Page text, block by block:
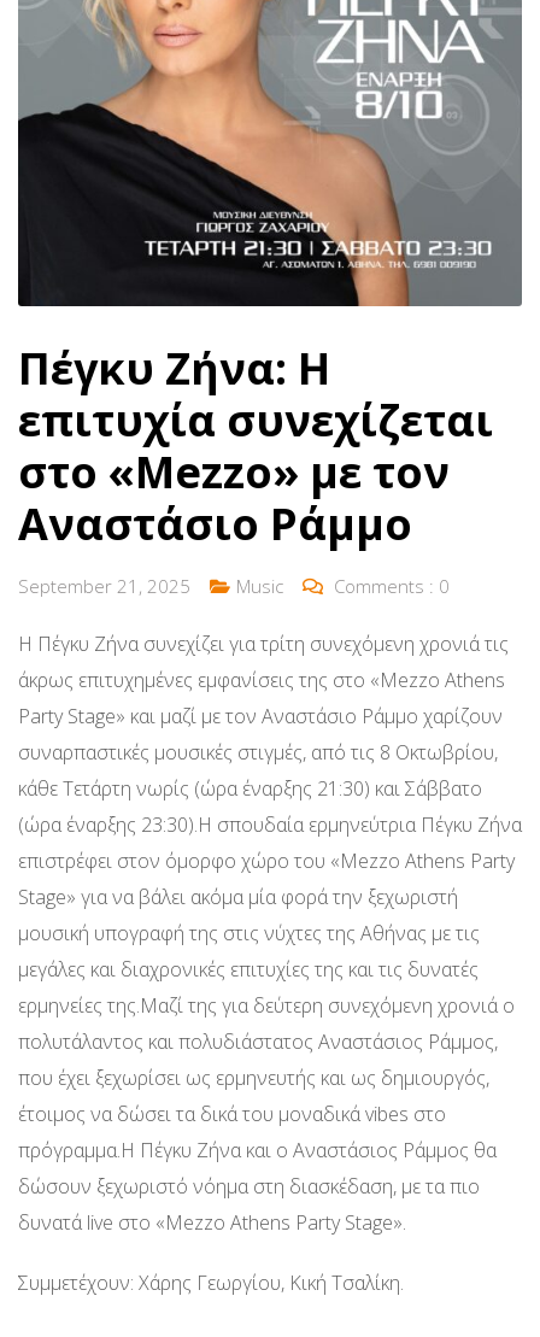
Πέγκυ Ζήνα: Η
επιτυχία συνεχίζεται
στο «Mezzo» με τον
Αναστάσιο Ράμμο
September 21, 2025 Music Comments : 0
Η Πέγκυ Ζήνα συνεχίζει για τρίτη συνεχόμενη χρονιά τις
άκρως επιτυχημένες εμφανίσεις της στο «Mezzo Athens
Party Stage» και μαζί με τον Αναστάσιο Ράμμο χαρίζουν
συναρπαστικές μουσικές στιγμές, από τις 8 Οκτωβρίου,
κάθε Τετάρτη νωρίς (ώρα έναρξης 21:30) και Σάββατο
(ώρα έναρξης 23:30).Η σπουδαία ερμηνεύτρια Πέγκυ Ζήνα
επιστρέφει στον όμορφο χώρο του «Mezzo Athens Party
Stage» για να βάλει ακόμα μία φορά την ξεχωριστή
μουσική υπογραφή της στις νύχτες της Αθήνας με τις
μεγάλες και διαχρονικές επιτυχίες της και τις δυνατές
ερμηνείες της.Μαζί της για δεύτερη συνεχόμενη χρονιά ο
πολυτάλαντος και πολυδιάστατος Αναστάσιος Ράμμος,
που έχει ξεχωρίσει ως ερμηνευτής και ως δημιουργός,
έτοιμος να δώσει τα δικά του μοναδικά vibes στο
πρόγραμμα.Η Πέγκυ Ζήνα και ο Αναστάσιος Ράμμος θα
δώσουν ξεχωριστό νόημα στη διασκέδαση, με τα πιο
δυνατά live στο «Mezzo Athens Party Stage».
Συμμετέχουν: Χάρης Γεωργίου, Κική Τσαλίκη.